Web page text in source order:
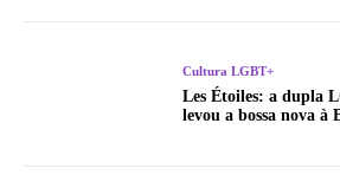
Cultura LGBT+
Les Étoiles: a dupla
levou a bossa nova à